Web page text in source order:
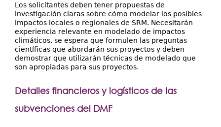
Los solicitantes deben tener propuestas de
investigación claras sobre cómo modelar los posibles
impactos locales o regionales de SRM. Necesitarán
experiencia relevante en modelado de impactos
climáticos, se espera que formulen las preguntas
científicas que abordarán sus proyectos y deben
demostrar que utilizarán técnicas de modelado que
son apropiadas para sus proyectos.
Detalles financieros y logísticos de las
subvenciones del DMF